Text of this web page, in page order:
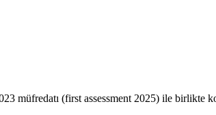
müfredatı (first assessment 2025) ile birlikte